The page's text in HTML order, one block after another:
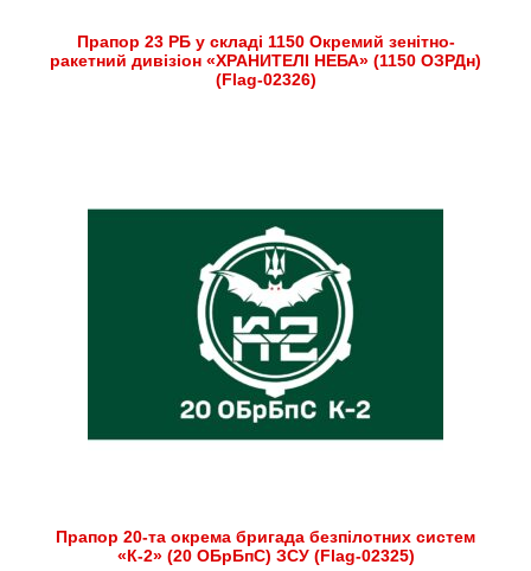
Прапор 23 РБ у складі 1150 Окремий зенітно-
ракетний дивізіон «ХРАНИТЕЛІ НЕБА» (1150 ОЗРДн)
(Flag-02326)
Прапор 20-та окрема бригада безпілотних систем
«К-2» (20 ОБрБпС) ЗСУ (Flag-02325)